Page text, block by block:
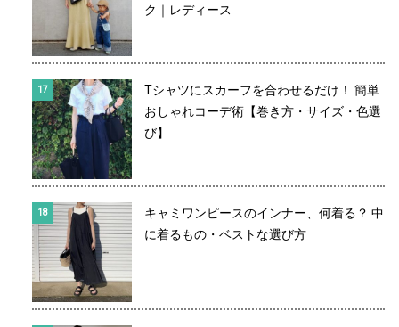
ク｜レディース
Tシャツにスカーフを合わせるだけ！ 簡単
おしゃれコーデ術【巻き方・サイズ・色選
び】
キャミワンピースのインナー、何着る？ 中
に着るもの・ベストな選び方